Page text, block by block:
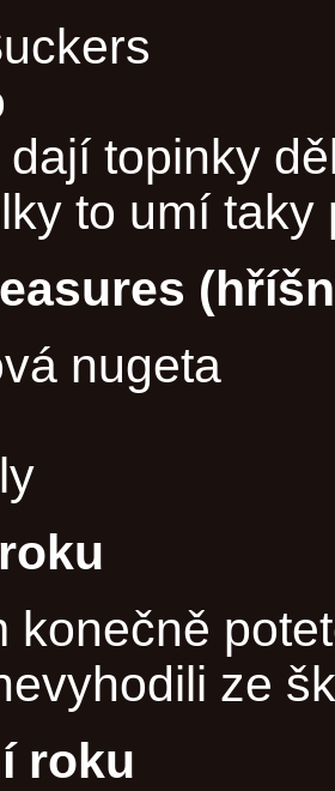
topinky
to umí taky
nugeta
konečně
ze
roku